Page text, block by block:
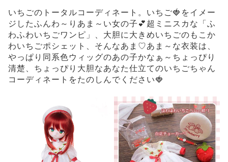
いちごのトータルコーディネート。いちご🍓をイメー
ジしたふんわ～りあま～い女の子💕超ミニスカな「ふ
わふわいちごワンピ」、大胆に大きめいちごのもこか
わいちごポシェット、そんなあま♡あま～な衣装は、
やっぱり同系色ウィッグのあの子かなぁ～ちょっぴり
清楚、ちょっぴり大胆なあなた仕立てのいちごちゃん
コーディネートをたのしんでください🍓